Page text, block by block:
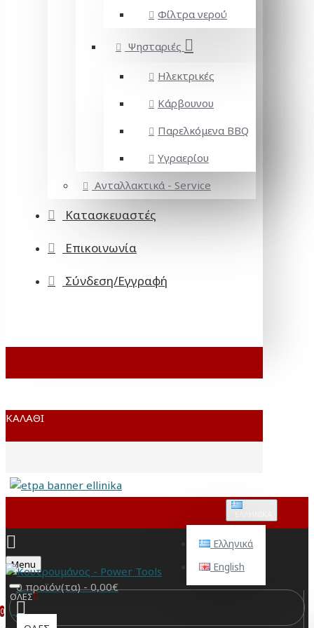
Φίλτρα νερού
Ψησταριές
Ηλεκτρικές
Κάρβουνου
Παρελκόμενα BBQ
Υγραερίου
Ανταλλακτικά - Service
Κατασκευαστές
Επικοινωνία
Σύνδεση/Εγγραφή
ΚΑΛΆΘΙ
Ελληνικά
English
Menu
0 προϊόν(τα) - 0,00€
0
ΟΛΕΣ